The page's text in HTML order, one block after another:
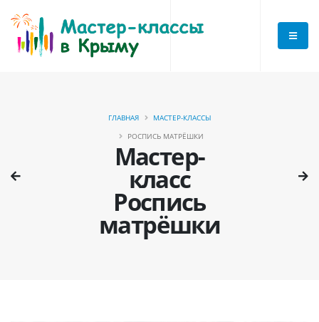
Мастер-
класс
Роспись
матрёшки
ГЛАВНАЯ
МАСТЕР-КЛАССЫ
РОСПИСЬ МАТРЁШКИ